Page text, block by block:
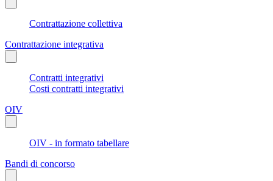
Contrattazione collettiva
Contrattazione integrativa
Contratti integrativi
Costi contratti integrativi
OIV
OIV - in formato tabellare
Bandi di concorso